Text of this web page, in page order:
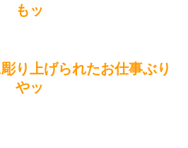
もッ
り上げられたお仕事ぶり
やッ